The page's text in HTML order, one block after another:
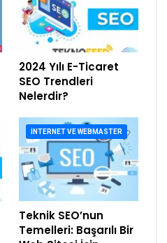
2024 Yılı E-Ticaret
SEO Trendleri
Nelerdir?
İNTERNET VE WEBMASTER
Teknik SEO’nun
Temelleri: Başarılı Bir